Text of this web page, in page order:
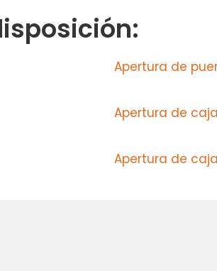
Apertura de
Apertura de
Apertura de